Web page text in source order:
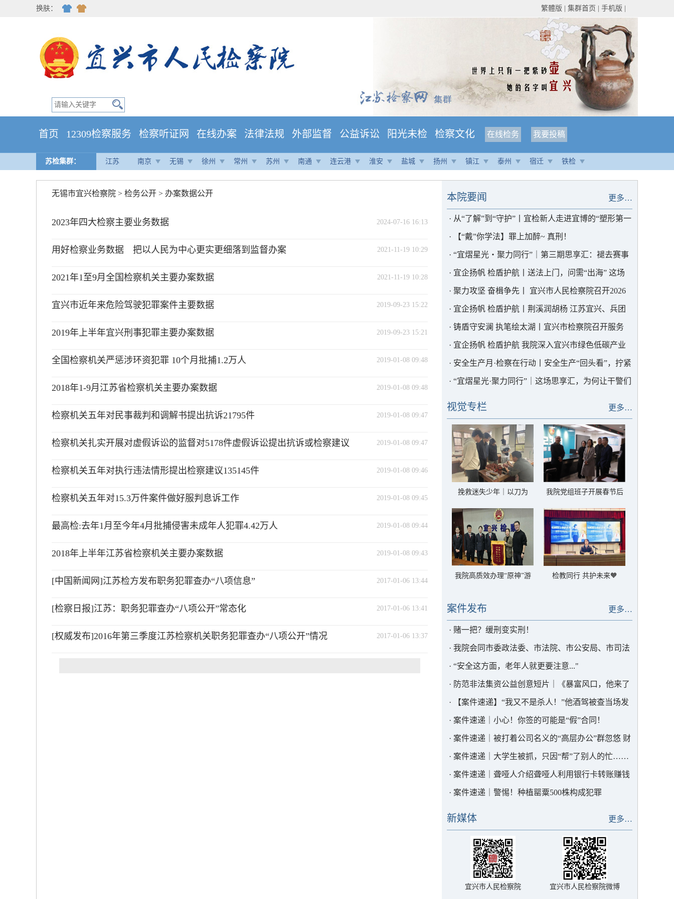
换肤： 繁體版 集群首页 手机版
首页 12309检察服务 检察听证网 在线办案 法律法规 外部监督 公益诉讼 阳光未检 检察文化 在线检务 我要投稿
苏检集群： 江苏 南京 无锡 徐州 常州 苏州 南通 连云港 淮安 盐城 扬州 镇江 泰州 宿迁 铁检
无锡市宜兴检察院 > 检务公开 > 办案数据公开
2024-07-16 16:13
2023年四大检察主要业务数据
2021-11-19 10:29
用好检察业务数据 把以人民为中心更实更细落到监督办案
2021-11-19 10:28
2021年1至9月全国检察机关主要办案数据
2019-09-23 15:22
宜兴市近年来危险驾驶犯罪案件主要数据
2019-09-23 15:21
2019年上半年宜兴刑事犯罪主要办案数据
2019-01-08 09:48
全国检察机关严惩涉环资犯罪 10个月批捕1.2万人
2019-01-08 09:48
2018年1-9月江苏省检察机关主要办案数据
2019-01-08 09:47
检察机关五年对民事裁判和调解书提出抗诉21795件
2019-01-08 09:47
检察机关扎实开展对虚假诉讼的监督对5178件虚假诉讼提出抗诉或检察建议
2019-01-08 09:46
检察机关五年对执行违法情形提出检察建议135145件
2019-01-08 09:45
检察机关五年对15.3万件案件做好服判息诉工作
2019-01-08 09:44
最高检:去年1月至今年4月批捕侵害未成年人犯罪4.42万人
2019-01-08 09:43
2018年上半年江苏省检察机关主要办案数据
2017-01-06 13:44
[中国新闻网]江苏检方发布职务犯罪查办“八项信息”
2017-01-06 13:41
[检察日报]江苏：职务犯罪查办“八项公开”常态化
2017-01-06 13:37
[权威发布]2016年第三季度江苏检察机关职务犯罪查办“八项公开”情况
更多…
本院要闻
· 从“了解”到“守护”丨宜检新人走进宜博的“塑形第一
课”
· 【“戴”你学法】罪上加醉~ 真刑！
· “宜熠星光・聚力同行”｜第三期思享汇：褪去赛事
光环，在沉淀与求索中笃行法治
· 宜企扬帆 检盾护航丨送法上门，问需“出海” 这场
调研走进“碧诺环保”
· 聚力攻坚 奋楫争先丨 宜兴市人民检察院召开2026
年半年度“三个管理”情况分析研判会商会
· 宜企扬帆 检盾护航丨荆溪润胡杨 江苏宜兴、兵团
七师涉外检察共建成果入选国家级法学论坛
· 铸盾守安澜 执笔绘太湖丨宜兴市检察院召开服务
保障安全生产与太湖综合治理工作专题部署会
· 宜企扬帆 检盾护航 我院深入宜兴市绿色低碳产业
协会开展涉外法治专题调研
· 安全生产月·检察在行动丨安全生产“回头看”，拧紧
生产“安全阀”
· “宜熠星光·聚力同行”｜这场思享汇，为何让干警们
更多…
视觉专栏
挽救迷失少年｜以刀为
我院党组班子开展春节后
我院高质效办理“原神”游
检教同行 共护未来🧡
更多…
案件发布
· 赌一把？缓刑变实刑！
· 我院会同市委政法委、市法院、市公安局、市司法
局举行《关于开展醉酒危险驾驶人员参与社会公益服
务的意见（试行）》会签仪式
· “安全这方面，老年人就更要注意..."
· 防范非法集资公益创意短片｜《暴富风口，他来了
吗？》
· 【案件速递】“我又不是杀人！”他酒驾被查当场发
飙
· 案件速递｜小心！你签的可能是“假”合同！
· 案件速递｜被打着公司名义的“高层办公”群忽悠 财
务总监把几百万转给骗子
· 案件速递｜大学生被抓，只因“帮”了别人的忙……
· 案件速递｜聋哑人介绍聋哑人利用银行卡转账赚钱
涉案流水250余万元
· 案件速递｜警惕！种植罂粟500株构成犯罪
更多…
新媒体
宜兴市人民检察院 宜兴市人民检察院微博